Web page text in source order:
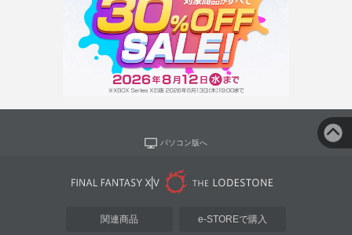
パソコン版へ
関連商品 e-STOREで購入